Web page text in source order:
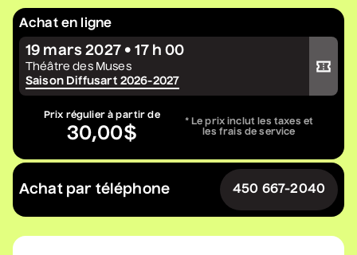
• Zones musicales
20 août 2026
Cour intérieure de la Maison des Arts
Marie Céleste
• Tout ce qui brille
27 août 2026
Station culturelle Momo
Achat en ligne
Acheter votre billet
19 mars 2027 • 17 h 00
Théâtre des Muses
Saison Diffusart 2026-2027
Prix régulier à partir de
30,00$
* Le prix inclut les taxes et
les frais de service
Achat par téléphone 450 667-2040